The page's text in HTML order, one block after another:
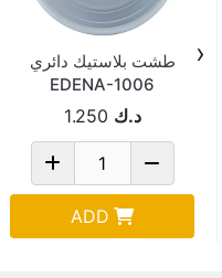
طشت بلاستيك دائري
EDENA-1006
د.ك 1.250
ADD
‹